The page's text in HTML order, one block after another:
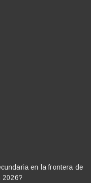
en la frontera de
2026?